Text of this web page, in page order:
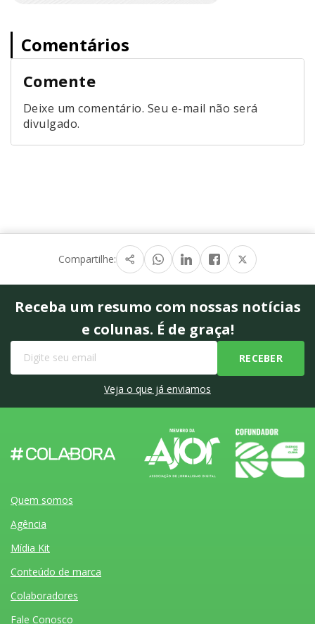
Comentários
Comente
Deixe um comentário. Seu e-mail não será
divulgado.
Compartilhe:
Receba um resumo com nossas notícias
e colunas. É de graça!
Veja o que já enviamos
Quem somos
Agência
Mídia Kit
Conteúdo de marca
Colaboradores
Fale Conosco